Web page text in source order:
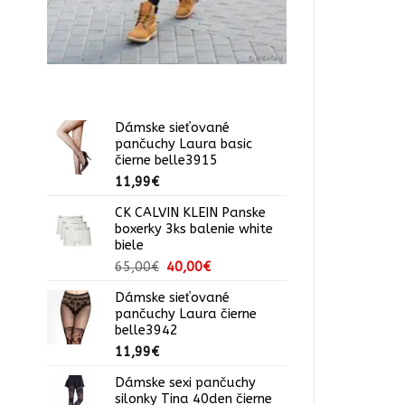
Dámske sieťované
pančuchy Laura basic
čierne belle3915
11,99€
CK CALVIN KLEIN Panske
boxerky 3ks balenie white
biele
65,00€ Pôvodná
bola:
65,00€.
40,00€Aktuálna
je:
40,00€.
Dámske sieťované
pančuchy Laura čierne
belle3942
11,99€
Dámske sexi pančuchy
silonky Tina 40den čierne